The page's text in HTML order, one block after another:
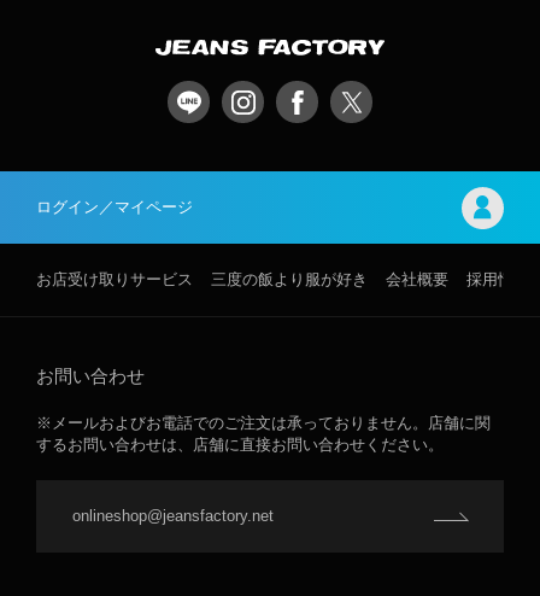
ログイン／マイページ
お店受け取りサービス 三度の飯より服が好き 会社概要 採用情報
お問い合わせ
※メールおよびお電話でのご注文は承っておりません。店舗に関
するお問い合わせは、店舗に直接お問い合わせください。
onlineshop@jeansfactory.net